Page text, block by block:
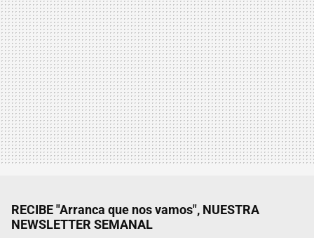
RECIBE "Arranca que nos vamos", NUESTRA
NEWSLETTER SEMANAL